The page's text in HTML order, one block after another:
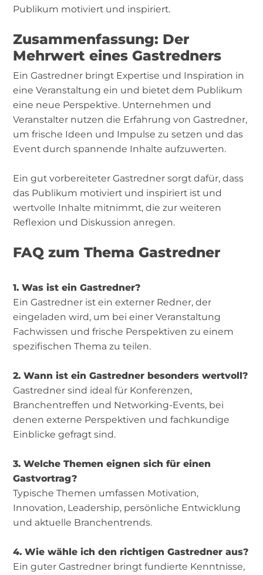
Publikum motiviert und inspiriert.
Zusammenfassung: Der
Mehrwert eines Gastredners
Ein Gastredner bringt Expertise und Inspiration in
eine Veranstaltung ein und bietet dem Publikum
eine neue Perspektive. Unternehmen und
Veranstalter nutzen die Erfahrung von Gastredner,
um frische Ideen und Impulse zu setzen und das
Event durch spannende Inhalte aufzuwerten.
Ein gut vorbereiteter Gastredner sorgt dafür, dass
das Publikum motiviert und inspiriert ist und
wertvolle Inhalte mitnimmt, die zur weiteren
Reflexion und Diskussion anregen.
FAQ zum Thema Gastredner
1. Was ist ein Gastredner?
Ein Gastredner ist ein externer Redner, der
eingeladen wird, um bei einer Veranstaltung
Fachwissen und frische Perspektiven zu einem
spezifischen Thema zu teilen.
2. Wann ist ein Gastredner besonders wertvoll?
Gastredner sind ideal für Konferenzen,
Branchentreffen und Networking-Events, bei
denen externe Perspektiven und fachkundige
Einblicke gefragt sind.
3. Welche Themen eignen sich für einen
Gastvortrag?
Typische Themen umfassen Motivation,
Innovation, Leadership, persönliche Entwicklung
und aktuelle Branchentrends.
4. Wie wähle ich den richtigen Gastredner aus?
Ein guter Gastredner bringt fundierte Kenntnisse,